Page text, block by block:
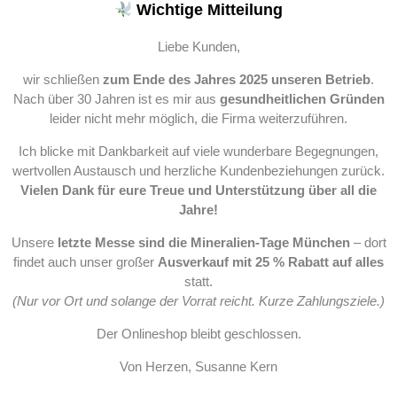
Wichtige Mitteilung
Liebe Kunden,
wir schließen zum Ende des Jahres 2025 unseren Betrieb.
Nach über 30 Jahren ist es mir aus gesundheitlichen Gründen
leider nicht mehr möglich, die Firma weiterzuführen.
Ich blicke mit Dankbarkeit auf viele wunderbare Begegnungen,
wertvollen Austausch und herzliche Kundenbeziehungen zurück.
Vielen Dank für eure Treue und Unterstützung über all die
Jahre!
Unsere letzte Messe sind die Mineralien-Tage München– dort
findet auch unser großer Ausverkauf mit 25 % Rabatt auf alles
statt.
(Nur vor Ort und solange der Vorrat reicht. Kurze Zahlungsziele.)
Der Onlineshop bleibt geschlossen.
Von Herzen, Susanne Kern